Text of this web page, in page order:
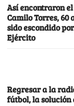
Así encontraron
Camilo Torres, 60
sido escondido
Ejército
Regresar a la
fútbol, la